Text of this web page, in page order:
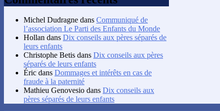
Michel Dudragne dans Communiqué de
l’association Le Parti des Enfants du Monde
Hollan dans Dix conseils aux pères séparés de
leurs enfants
Christophe Betis dans Dix conseils aux pères
séparés de leurs enfants
Éric dans Dommages et intérêts en cas de
fraude à la paternité
Mathieu Genovesio dans Dix conseils aux
pères séparés de leurs enfants